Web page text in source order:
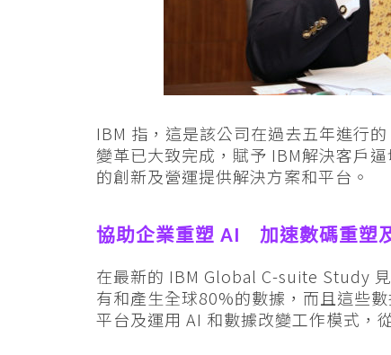
IBM 指，這是該公司在過去五年進行
變革已大致完成，賦予 IBM解決客戶
的創新及營運提供解決方案和平台。
協助企業重塑 AI 加速數碼重塑
在最新的 IBM Global C-suite Study
有和產生全球80%的數據，而且這些
平台及運用 AI 和數據改變工作模式，